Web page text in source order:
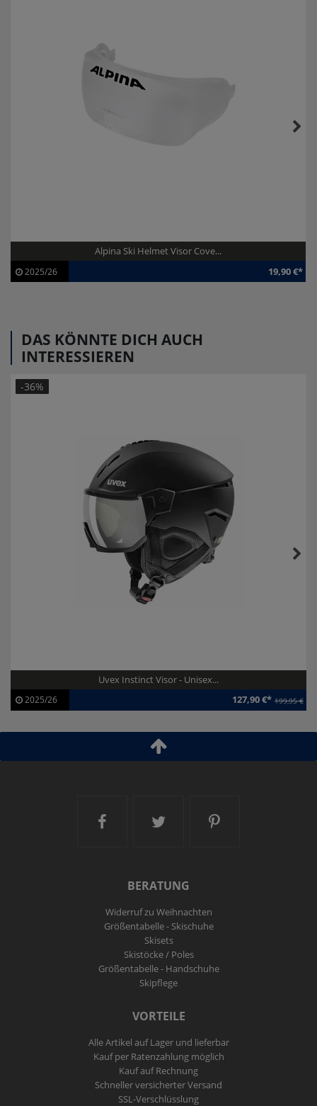
Alpina Ski Helmet Visor Cove...
Artikel-ID:
112712
2025/26 19,90 €*
DAS KÖNNTE DICH AUCH
INTERESSIEREN
-36%
Uvex Instinct Visor - Unisex...
Artikel-ID:
113463
2025/26 127,90 €* 199,95 €
Ski and More auf Facebook
Ski and More auf
Ski and More
BERATUNG
Widerruf zu Weihnachten
Größentabelle - Skischuhe
Skisets
Skistöcke / Poles
Größentabelle - Handschuhe
Skipflege
VORTEILE
Alle Artikel auf Lager und lieferbar
Kauf per Ratenzahlung möglich
Kauf auf Rechnung
Schneller versicherter Versand
SSL-Verschlüsslung